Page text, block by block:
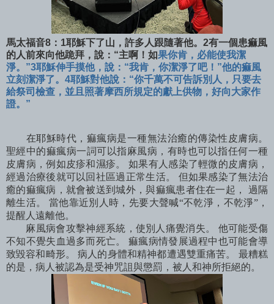
馬太福音8：1耶穌下了山，許多人跟隨著他。2有一個患痲風
的人前來向他跪拜，說：“主啊！如果你肯，必能使我潔
淨。”3耶穌伸手摸他，說：“我肯，你潔淨了吧！”他的痲風
立刻潔淨了。4耶穌對他說：“你千萬不可告訴別人，只要去
給祭司檢查，並且照著摩西所規定的獻上供物，好向大家作
證。”
在耶穌時代，痲瘋病是一種無法治癒的傳染性皮膚病。
聖經中的痲瘋病一詞可以指麻風病，有時也可以指任何一種
皮膚病，例如皮疹和濕疹。 如果有人感染了輕微的皮膚病，
經過治療後就可以回社區過正常生活。 但如果感染了無法治
癒的痲瘋病，就會被送到城外，與痲瘋患者住在一起， 過隔
離生活。 當他靠近別人時，先要大聲喊“不乾淨，不乾淨”，
提醒人遠離他。
麻風病會攻擊神經系統，使別人痛覺消失。 他可能受傷
不知不覺失血過多而死亡。 痲瘋病情發展過程中也可能會導
致毀容和畸形。 病人的身體和精神都遭遇雙重痛苦。 最糟糕
的是，病人被認為是受神咒詛與懲罰，被人和神所拒絕的。